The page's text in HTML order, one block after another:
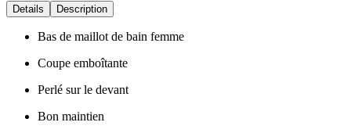
Details Description
Bas de maillot de bain femme
Coupe emboîtante
Perlé sur le devant
Bon maintien